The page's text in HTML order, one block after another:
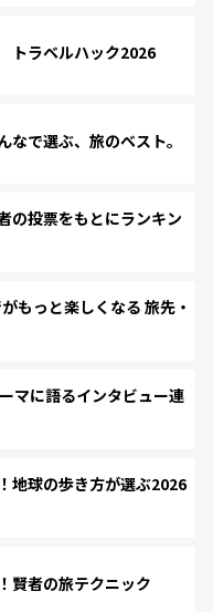
トラベルハック2026
で選ぶ、旅のベスト。
投票をもとにランキン
っと楽しくなる 旅先・
マに語るインタビュー連
地球の歩き方が選ぶ2026
賢者の旅テクニック